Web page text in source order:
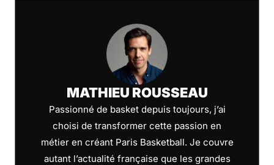
MATHIEU ROUSSEAU
Passionné de basket depuis toujours, j’ai
choisi de transformer cette passion en
métier en créant Paris Basketball. Je couvre
autant l’actualité française que les grandes